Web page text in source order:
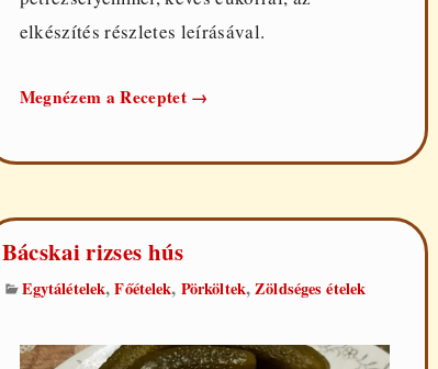
elkészítés részletes leírásával.
Megnézem a Receptet Könnyű
→
Bácskai rizses hús
Egytálételek,Főételek, Pörköltek,Zöldséges ételek